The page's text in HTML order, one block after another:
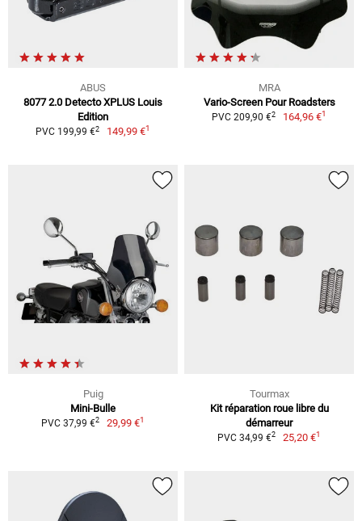
ABUS
8077 2.0 Detecto XPLUS Louis
Edition
PVC 199,99 €2 149,99 €1
MRA
Vario-Screen Pour Roadsters
PVC 209,90 €2 164,96 €1
Puig
Mini-Bulle
PVC 37,99 €2 29,99 €1
Tourmax
Kit réparation roue libre du
démarreur
PVC 34,99 €2 25,20 €1